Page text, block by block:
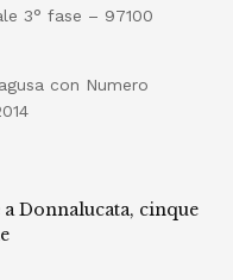
3° fase – 97100
con Numero
Donnalucata, cinque